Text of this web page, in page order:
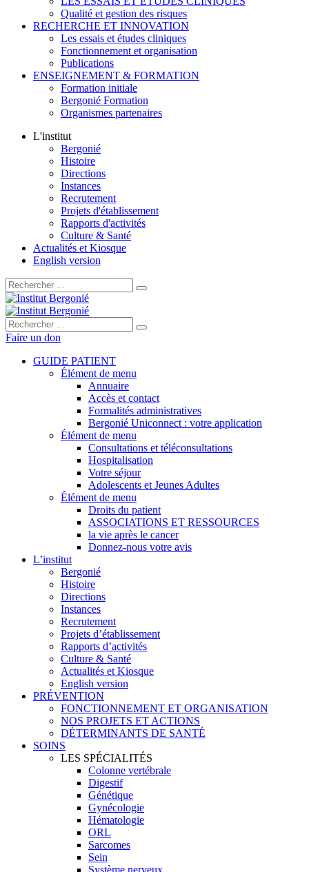
Qualité et gestion des risques
RECHERCHE ET INNOVATION
Les essais et études cliniques
Fonctionnement et organisation
Publications
ENSEIGNEMENT & FORMATION
Formation initiale
Bergonié Formation
Organismes partenaires
L'institut
Bergonié
Histoire
Directions
Instances
Recrutement
Projets d'établissement
Rapports d'activités
Culture & Santé
Actualités et Kiosque
English version
Rechercher :
Rechercher :
Faire un don
GUIDE PATIENT
Élément de menu
Annuaire
Accès et contact
Formalités administratives
Bergonié Uniconnect : votre application
Élément de menu
Consultations et téléconsultations
Hospitalisation
Votre séjour
Adolescents et Jeunes Adultes
Élément de menu
Droits du patient
ASSOCIATIONS ET RESSOURCES
la vie après le cancer
Donnez-nous votre avis
L’institut
Bergonié
Histoire
Directions
Instances
Recrutement
Projets d’établissement
Rapports d’activités
Culture & Santé
Actualités et Kiosque
English version
PRÉVENTION
FONCTIONNEMENT ET ORGANISATION
NOS PROJETS ET ACTIONS
DÉTERMINANTS DE SANTÉ
SOINS
LES SPÉCIALITÉS
Colonne vertébrale
Digestif
Génétique
Gynécologie
Hématologie
ORL
Sarcomes
Sein
Système nerveux